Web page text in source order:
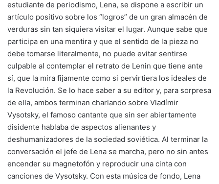
estudiante de periodismo, Lena, se dispone a escribir un
artículo positivo sobre los “logros” de un gran almacén de
verduras sin tan siquiera visitar el lugar. Aunque sabe que
participa en una mentira y que el sentido de la pieza no
debe tomarse literalmente, no puede evitar sentirse
culpable al contemplar el retrato de Lenin que tiene ante
sí, que la mira fijamente como si pervirtiera los ideales de
la Revolución. Se lo hace saber a su editor y, para sorpresa
de ella, ambos terminan charlando sobre Vladímir
Vysotsky, el famoso cantante que sin ser abiertamente
disidente hablaba de aspectos alienantes y
deshumanizadores de la sociedad soviética. Al terminar la
conversación el jefe de Lena se marcha, pero no sin antes
encender su magnetofón y reproducir una cinta con
canciones de Vysotsky. Con esta música de fondo, Lena